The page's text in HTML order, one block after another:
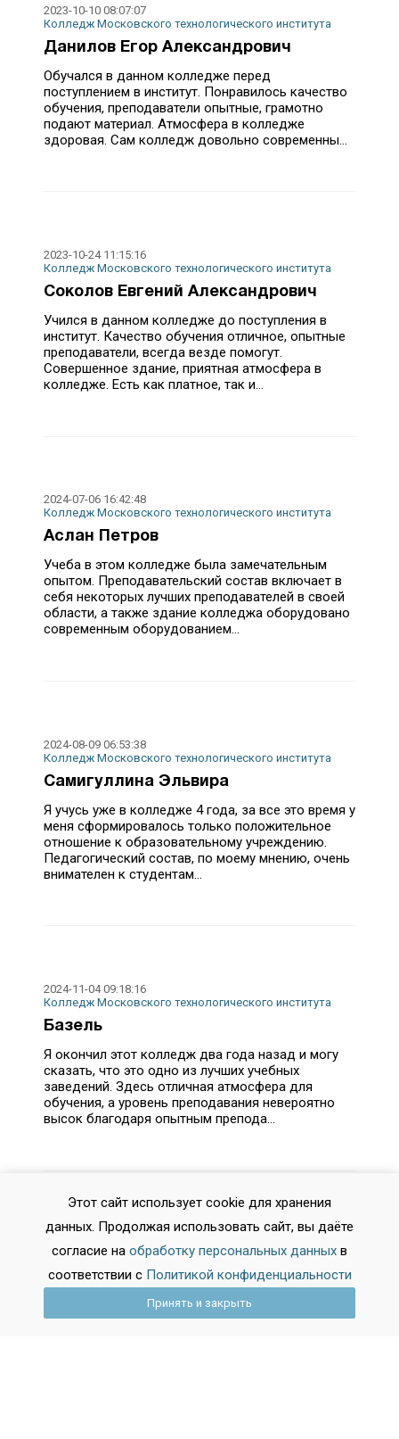
2023-10-10 08:07:07
Колледж Московского технологического института
Данилов Егор Александрович
Обучался в данном колледже перед
поступлением в институт. Понравилось качество
обучения, преподаватели опытные, грамотно
подают материал. Атмосфера в колледже
здоровая. Сам колледж довольно современны...
2023-10-24 11:15:16
Колледж Московского технологического института
Соколов Евгений Александрович
Учился в данном колледже до поступления в
институт. Качество обучения отличное, опытные
преподаватели, всегда везде помогут.
Совершенное здание, приятная атмосфера в
колледже. Есть как платное, так и...
2024-07-06 16:42:48
Колледж Московского технологического института
Аслан Петров
Учеба в этом колледже была замечательным
опытом. Преподавательский состав включает в
себя некоторых лучших преподавателей в своей
области, а также здание колледжа оборудовано
современным оборудованием...
2024-08-09 06:53:38
Колледж Московского технологического института
Самигуллина Эльвира
Я учусь уже в колледже 4 года, за все это время у
меня сформировалось только положительное
отношение к образовательному учреждению.
Педагогический состав, по моему мнению, очень
внимателен к студентам...
2024-11-04 09:18:16
Колледж Московского технологического института
Базель
Я окончил этот колледж два года назад и могу
сказать, что это одно из лучших учебных
заведений. Здесь отличная атмосфера для
обучения, а уровень преподавания невероятно
высок благодаря опытным препода...
Этот сайт использует cookie для хранения
данных. Продолжая использовать сайт, вы даёте
согласие на обработку персональных данных в
соответствии с Политикой конфиденциальности
Принять и закрыть